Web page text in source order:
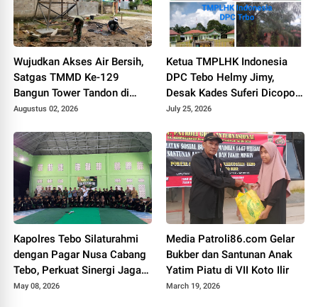
Wujudkan Akses Air Bersih,
Satgas TMMD Ke-129
Bangun Tower Tandon di
Desa Tanjung Agung
Augustus 02, 2026
Ketua TMPLHK Indonesia
DPC Tebo Helmy Jimy,
Desak Kades Suferi Dicopot
Tidak Hormat, Pemkab Tebo
July 25, 2026
Kapolres Tebo Silaturahmi
dengan Pagar Nusa Cabang
Tebo, Perkuat Sinergi Jaga
Kamtibmas
May 08, 2026
Media Patroli86.com Gelar
Bukber dan Santunan Anak
Yatim Piatu di VII Koto Ilir
March 19, 2026